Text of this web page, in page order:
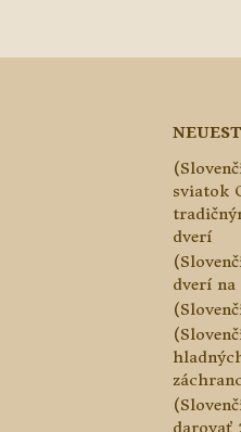
sviatok
dverí
dverí na
darovať